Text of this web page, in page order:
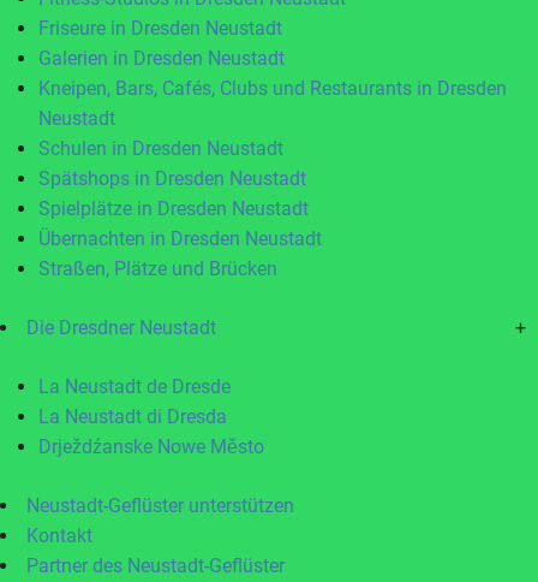
Friseure in Dresden Neustadt
Galerien in Dresden Neustadt
Kneipen, Bars, Cafés, Clubs und Restaurants in Dresden
Neustadt
Schulen in Dresden Neustadt
Spätshops in Dresden Neustadt
Spielplätze in Dresden Neustadt
Übernachten in Dresden Neustadt
Straßen, Plätze und Brücken
Die Dresdner Neustadt +
La Neustadt de Dresde
La Neustadt di Dresda
Drježdźanske Nowe Město
Neustadt-Geflüster unterstützen
Kontakt
Partner des Neustadt-Geflüster